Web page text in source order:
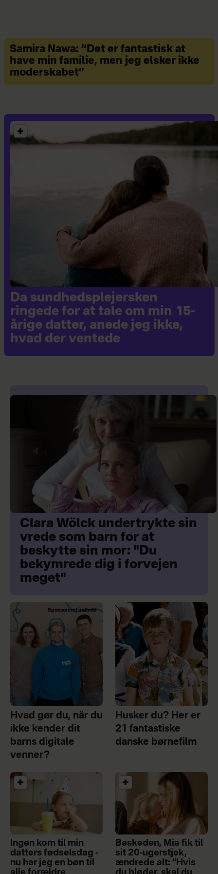
temperament.
Et barn, der ofte er glad og tilfreds og
har nemt ved at tilpasse sig nye
temperamentsmæssigt nemt barn.
Omvendt hvis barnet er irritabelt,
svært at trøste og reagerer kraftigt på
små forandringer og negativt i nye
situationer, så vil denne kombination
af temperamentstræk nok få de fleste
forældre til at opleve barnet som et
mere besværligt barn.
Samira Nawa: ”Det er fantastisk at
have min familie, men jeg elsker ikke
moderskabet”
Da sundhedsplejersken
ringede for at tale om min 15-
årige datter, anede jeg ikke,
hvad der ventede
Clara Wölck undertrykte sin
vrede som barn for at
beskytte sin mor: "Du
bekymrede dig i forvejen
meget"
Sponsoreret indhold
Hvad gør du, når du
ikke kender dit
barns digitale
venner?
Husker du? Her er
21 fantastiske
danske børnefilm
Ingen kom til min
datters fødselsdag -
nu har jeg en bøn til
Beskeden, Mia fik til
sit 20-ugerstjek,
ændrede alt: ”Hvis